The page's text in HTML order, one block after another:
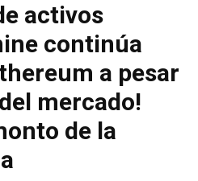
activos
continúa
a pesar
mercado!
de la